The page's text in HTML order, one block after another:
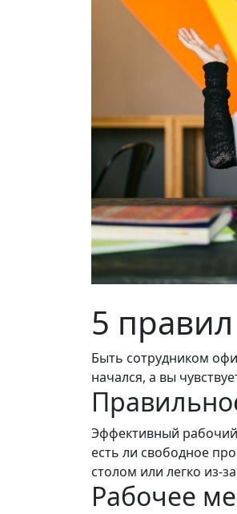
5
Быть сотрудником
начался, а вы
Эффективный
есть ли свободное
столом или легко из-
Рабочее